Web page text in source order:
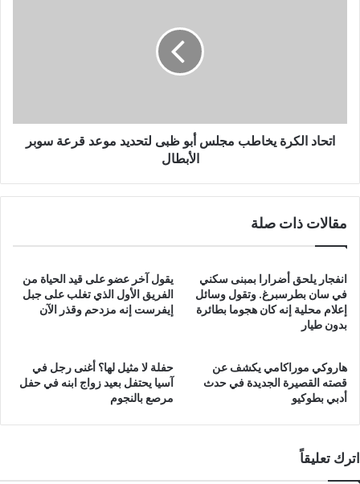
قرعة
سوبر
اتحاد الكرة يخاطب مجلس أبو ظبى لتحديد موعد قرعة سوبر
الأبطال
مقالات ذات صلة
انفجار يلحق أضرارا بمبنى سكني
في سان بطرسبرغ. وتقول وسائل
إعلام محلية إنه كان هجوما بطائرة
بدون طيار
يقول آخر عضو على قيد الحياة من
الفريق الأول الذي تغلب على جبل
إيفرست إنه مزدحم وقذر الآن
هاروكي موراكامي يكشف عن
قصته القصيرة الجديدة في حدث
أدبي بطوكيو
حفلة لا مثيل لها؟ أغنى رجل في
آسيا يحتفل بعيد زواج ابنه في حفل
مرصع بالنجوم
اترك تعليقاً